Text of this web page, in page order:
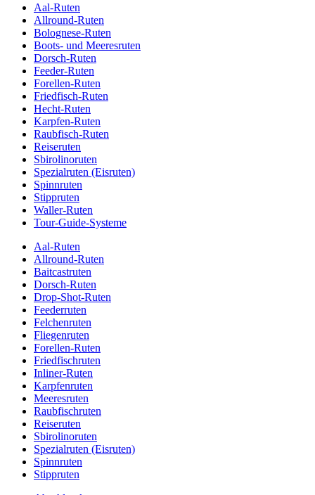
Aal-Ruten
Allround-Ruten
Bolognese-Ruten
Boots- und Meeresruten
Dorsch-Ruten
Feeder-Ruten
Forellen-Ruten
Friedfisch-Ruten
Hecht-Ruten
Karpfen-Ruten
Raubfisch-Ruten
Reiseruten
Sbirolinoruten
Spezialruten (Eisruten)
Spinnruten
Stippruten
Waller-Ruten
Tour-Guide-Systeme
Aal-Ruten
Allround-Ruten
Baitcastruten
Dorsch-Ruten
Drop-Shot-Ruten
Feederruten
Felchenruten
Fliegenruten
Forellen-Ruten
Friedfischruten
Inliner-Ruten
Karpfenruten
Meeresruten
Raubfischruten
Reiseruten
Sbirolinoruten
Spezialruten (Eisruten)
Spinnruten
Stippruten